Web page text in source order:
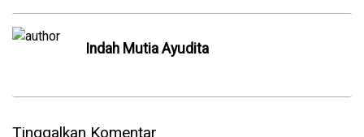
Indah Mutia Ayudita
Tinggalkan Komentar